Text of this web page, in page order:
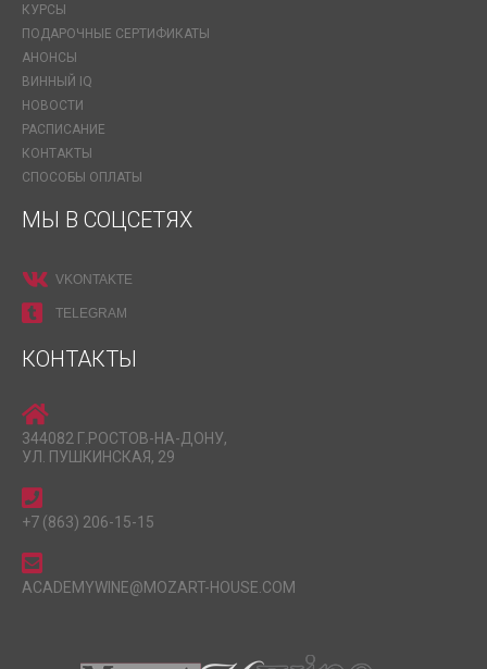
КУРСЫ
ПОДАРОЧНЫЕ СЕРТИФИКАТЫ
АНОНСЫ
ВИННЫЙ IQ
НОВОСТИ
РАСПИСАНИЕ
КОНТАКТЫ
СПОСОБЫ ОПЛАТЫ
МЫ В СОЦСЕТЯХ
VKONTAKTE
TELEGRAM
КОНТАКТЫ
344082 Г.РОСТОВ-НА-ДОНУ,
УЛ. ПУШКИНСКАЯ, 29
+7 (863) 206-15-15
ACADEMYWINE@MOZART-HOUSE.COM